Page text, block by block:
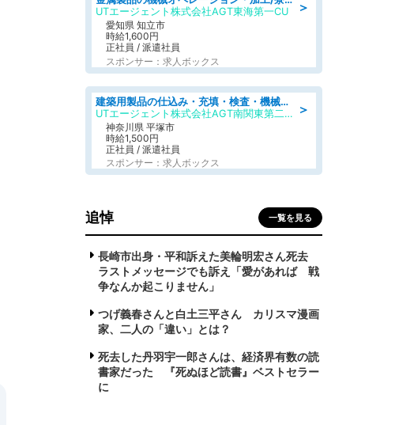
＞
UTエージェント株式会社AGT東海第一CU
愛知県 知立市
時給1,600円
正社員 / 派遣社員
スポンサー：求人ボックス
＞
建築用製品の仕込み・充填・検査・機械操作/寮完備/日払い/工場・製造
UTエージェント株式会社AGT南関東第二CU
神奈川県 平塚市
時給1,500円
正社員 / 派遣社員
スポンサー：求人ボックス
追悼 一覧を見る
長崎市出身・平和訴えた美輪明宏さん死去
ラストメッセージでも訴え「愛があれば 戦
争なんか起こりません」
つげ義春さんと白土三平さん カリスマ漫画
家、二人の「違い」とは？
死去した丹羽宇一郎さんは、経済界有数の読
書家だった 『死ぬほど読書』ベストセラー
に